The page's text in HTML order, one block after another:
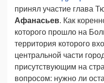
принял участие глава
Афанасьев. Как
которого прошло на
территория которого
центральной части
присутствующим на
вопросом: нужно ли